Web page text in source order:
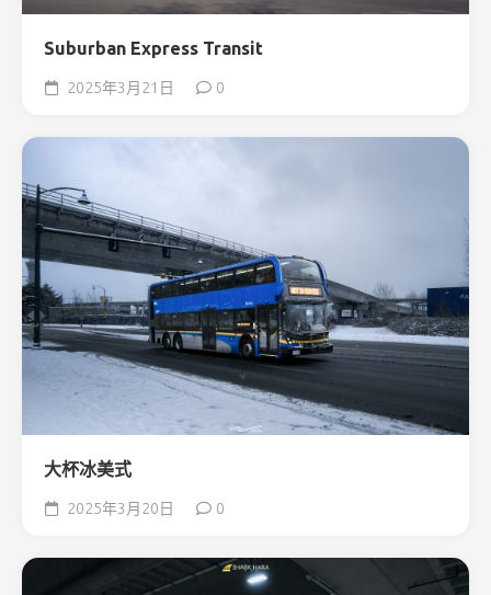
Suburban Express Transit
2025年3月21日 0
大杯冰美式
2025年3月20日 0